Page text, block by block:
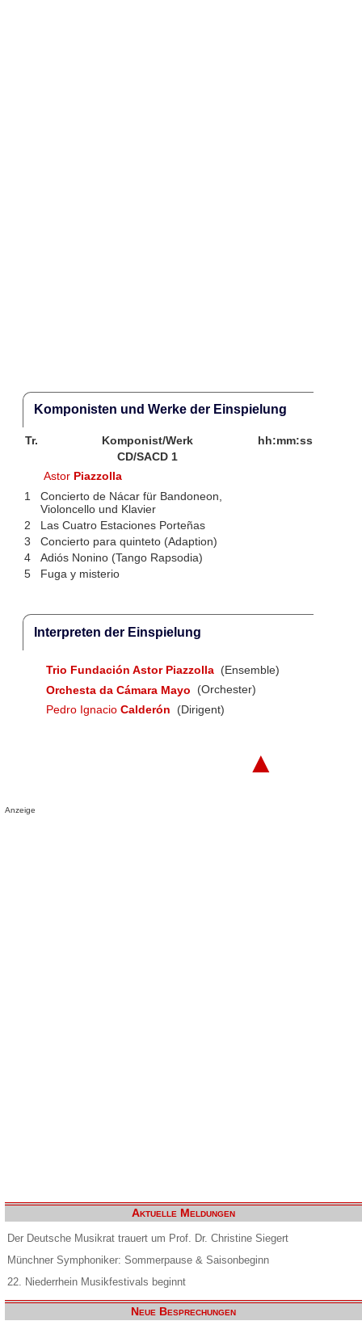
Komponisten und Werke der Einspielung
Tr. Komponist/Werk
hh:mm:ss
CD/SACD 1
Astor Piazzolla
1
Concierto de Nácar für Bandoneon,
Violoncello und Klavier
2
Las Cuatro Estaciones Porteñas
3
Concierto para quinteto (Adaption)
4
Adiós Nonino (Tango Rapsodia)
5
Fuga y misterio
Interpreten der Einspielung
Trio Fundación Astor Piazzolla (Ensemble)
Orchesta da Cámara Mayo
(Orchester)
Pedro Ignacio Calderón (Dirigent)
▲
Anzeige
Aktuelle Meldungen
Der Deutsche Musikrat trauert um Prof. Dr. Christine Siegert
Münchner Symphoniker: Sommerpause & Saisonbeginn
22. Niederrhein Musikfestivals beginnt
Neue Besprechungen